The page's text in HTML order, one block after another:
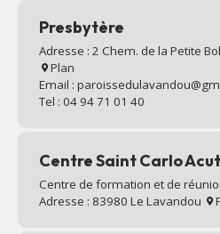
Presbytère
Adresse : 2 Chem. de la Petite
Plan
Email :
Tel : 04 94 71 01 40
Centre Saint Carlo
Centre de formation et de
Adresse : 83980 Le Lavandou